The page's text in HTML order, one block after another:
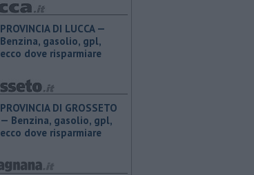
PROVINCIA DI LUCCA — ​
Benzina, gasolio, gpl,
ecco dove risparmiare
PROVINCIA DI GROSSETO
— ​Benzina, gasolio, gpl,
ecco dove risparmiare